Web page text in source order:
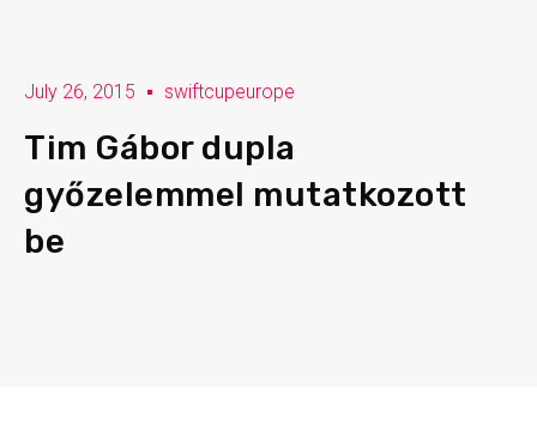
July 26, 2015 swiftcupeurope
Tim Gábor dupla
győzelemmel mutatkozott
be